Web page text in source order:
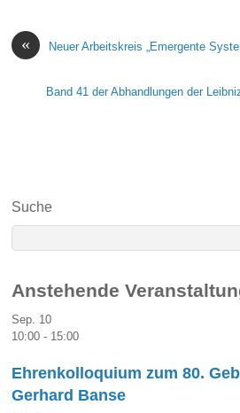
« Neuer Arbeitskreis „Emergente
Band 41 der Abhandlungen der
Suche
Anstehende
Sep. 10
10:00 - 15:00
Ehrenkolloquium zum 80.
Gerhard Banse